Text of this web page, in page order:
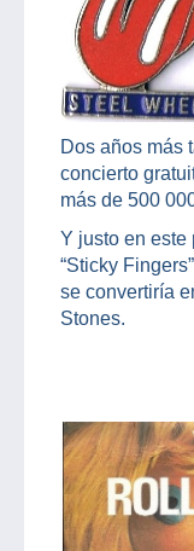
Dos años más
concierto
más de 500
Y justo en este
“Sticky
se convertiría
Stones.